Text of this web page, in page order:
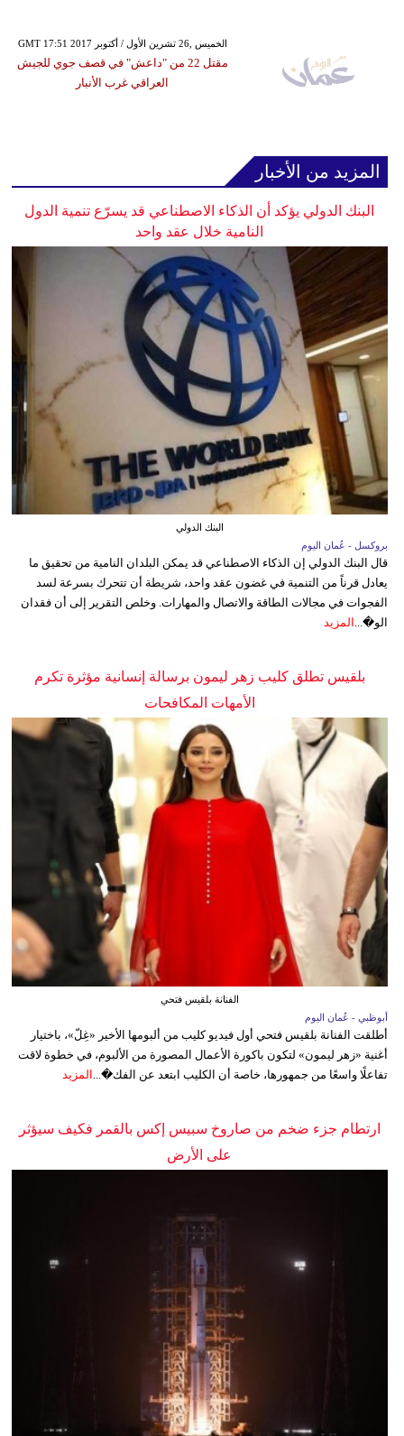
GMT 17:51 2017 الخميس ,26 تشرين الأول / أكتوبر
مقتل 22 من "داعش" في قصف جوي للجيش
العراقي غرب الأنبار
المزيد من الأخبار
البنك الدولي يؤكد أن الذكاء الاصطناعي قد يسرّع تنمية الدول
النامية خلال عقد واحد
البنك الدولي
بروكسل - عُمان اليوم
قال البنك الدولي إن الذكاء الاصطناعي قد يمكن البلدان النامية من تحقيق ما
يعادل قرناً من التنمية في غضون عقد واحد، شريطة أن تتحرك بسرعة لسد
الفجوات في مجالات الطاقة والاتصال والمهارات. وخلص التقرير إلى أن فقدان
الو�... المزيد
بلقيس تطلق كليب زهر ليمون برسالة إنسانية مؤثرة تكرم
الأمهات المكافحات
الفنانة بلقيس فتحي
أبوظبي - عُمان اليوم
أطلقت الفنانة بلقيس فتحي أول فيديو كليب من ألبومها الأخير «غِلّ»، باختيار
أغنية «زهر ليمون» لتكون باكورة الأعمال المصورة من الألبوم، في خطوة لاقت
تفاعلًا واسعًا من جمهورها، خاصة أن الكليب ابتعد عن الفك�... المزيد
ارتطام جزء ضخم من صاروخ سبيس إكس بالقمر فكيف سيؤثر
على الأرض